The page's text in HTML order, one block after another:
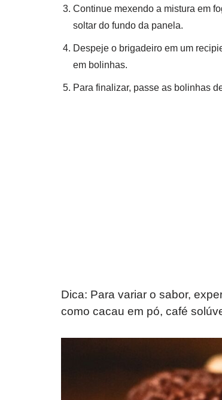
Continue mexendo a mistura em
soltar do fundo da panela.
Despeje o brigadeiro em um
em bolinhas.
Para finalizar, passe as bolinhas
Dica: Para variar o sabor,
como cacau em pó, café